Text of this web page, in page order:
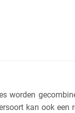
worden
kan ook